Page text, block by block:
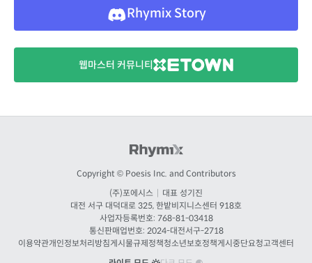
Rhymix Story
웹마스터 커뮤니티
Copyright © Poesis Inc. and Contributors
(주)포에시스
대표 성기진
대전 서구 대덕대로 325, 한밭비지니스센터 918호
사업자등록번호: 768-81-03418
통신판매업번호: 2024-대전서구-2718
이용약관개인정보처리방침게시물규제정책청소년보호정책게시중단요청고객센터